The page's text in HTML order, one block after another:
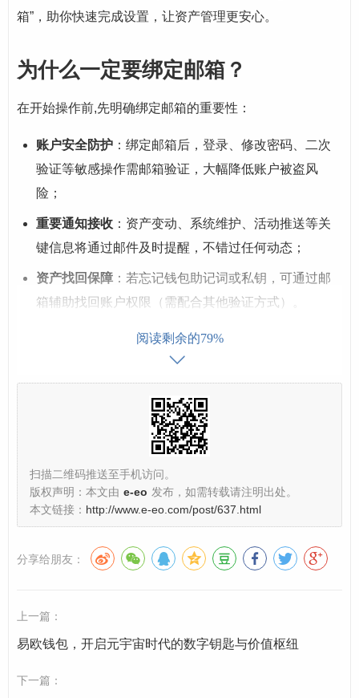
箱”，助你快速完成设置，让资产管理更安心。
为什么一定要绑定邮箱？
在开始操作前,先明确绑定邮箱的重要性：
账户安全防护 ：绑定邮箱后，登录、修改密码、二次
验证等敏感操作需邮箱验证，大幅降低账户被盗风
险；
重要通知接收 ：资产变动、系统维护、活动推送等关
键信息将通过邮件及时提醒，不错过任何动态；
资产找回保障 ：若忘记钱包助记词或私钥，可通过邮
箱辅助找回账户权限（需配合其他验证方式）。
准备工作：绑定邮箱前需确认这些
事项
为确保绑定过程顺利,请提前完成以下准备：
3、Gmail等），确保能正常收发邮件，避免使用长期
不活跃的邮箱；
本（旧版本可能界面差异，可在应用商店或官网更
完成钱包创建
或“导入钱包”功能设置好账户（绑定邮箱操作需在已有
阅读剩余的79%
扫描二维码推送至手机访问。
版权声明：本文由 e-eo 发布，如需转载请注明出处。
本文链接： http://www.e-eo.com/post/637.html
分享给朋友：
上一篇：
易欧钱包，开启元宇宙时代的数字钥匙与价值枢纽
下一篇：